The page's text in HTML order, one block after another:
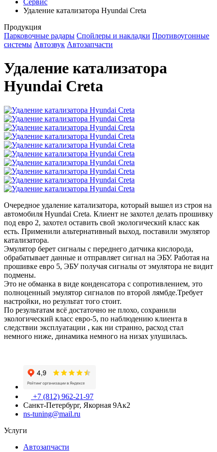
Сервис
Удаление катализатора Hyundai Creta
Продукция
Парковочные радары Спойлеры и накладки Противоугонные
системы Автозвук Автозапчасти
Удаление катализатора
Hyundai Creta
Очередное удаление катализатора, который вышел из строя на
автомобиля Hyundai Creta. Клиент не захотел делать прошивку
под евро 2, захотел оставить свой экологический класс как
есть. Применили альтернативный выход, поставили эмулятор
катализатора.
Эмулятор берет сигналы с переднего датчика кислорода,
обрабатывает данные и отправляет сигнал на ЭБУ. Работая на
прошивке евро 5, ЭБУ получая сигналы от эмулятора не видит
подмены.
Это не обманка в виде конденсатора с сопротивлением, это
полноценный эмулятор сигналов по второй лямбде.Требует
настройки, но результат того стоит.
По результатам всё достаточно не плохо, сохранили
экологический класс евро-5, по наблюдению клиента в
следствии эксплуатации , как ни странно, расход стал
немного ниже, динамика немного на низах улушилась.
+7 (812) 962-21-97
Санкт-Петербург, Якорная 9Ак2
ns-tuning@mail.ru
Услуги
Автозапчасти